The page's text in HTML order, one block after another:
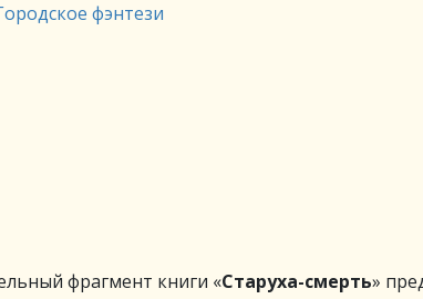
фэнтези
фрагмент книги «Старуха-смерть»